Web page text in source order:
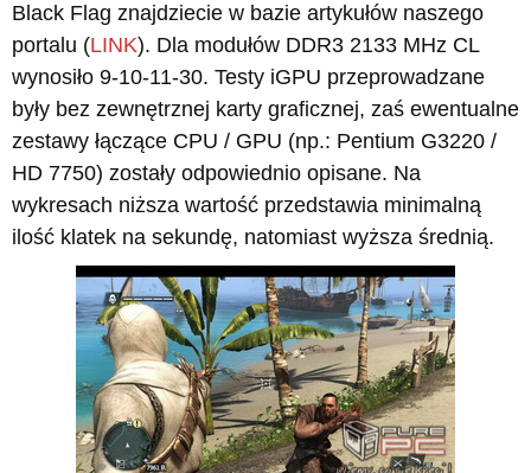
Black Flag znajdziecie w bazie artykułów naszego
portalu (LINK). Dla modułów DDR3 2133 MHz CL
wynosiło 9-10-11-30. Testy iGPU przeprowadzane
były bez zewnętrznej karty graficznej, zaś ewentualne
zestawy łączące CPU / GPU (np.: Pentium G3220 /
HD 7750) zostały odpowiednio opisane. Na
wykresach niższa wartość przedstawia minimalną
ilość klatek na sekundę, natomiast wyższa średnią.